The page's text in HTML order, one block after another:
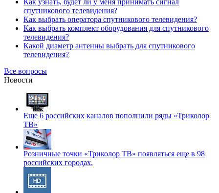
Как узнать, будет ли у меня принимать сигнал
спутникового телевидения?
Как выбрать оператора спутникового телевидения?
Как выбрать комплект оборудования для спутникового
телевидения?
Какой диаметр антенны выбрать для спутникового
телевидения?
Все вопросы
Новости
Еще 6 российских каналов пополнили ряды «Триколор
ТВ»
Розничные точки «Триколор ТВ» появляться еще в 98
российских городах.